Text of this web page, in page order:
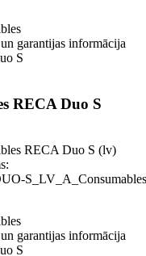
garantijas informācija
S
RECA Duo S
RECA Duo S (lv)
garantijas informācija
S